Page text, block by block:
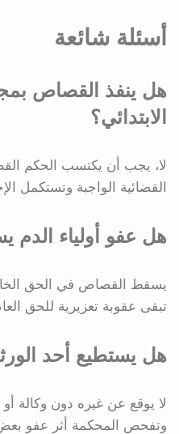
أسئلة شائعة
هل ينفذ القصاص
الابتدائي؟
لا، يجب أن يكتسب الحكم
القضائية الواجبة وتستكمل
هل عفو أولياء
يسقط القصاص في الحق
تبقى عقوبة تعزيرية للحق
هل يستطيع أحد
لا يوقع عن غيره دون
وتفحص المحكمة أثر عفو بعض